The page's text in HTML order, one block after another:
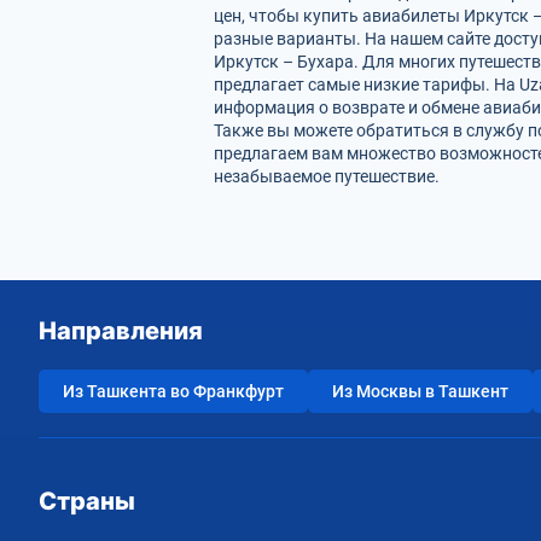
цен, чтобы купить авиабилеты
разные варианты. На нашем сайте
Иркутск – Бухара. Для многих
предлагает самые низкие тарифы. На
информация о возврате и обмене
Также вы можете обратиться в службу
предлагаем вам множество
незабываемое путешествие.
Направления
Из Ташкента во Франкфурт Из Москвы в Ташкент
Страны